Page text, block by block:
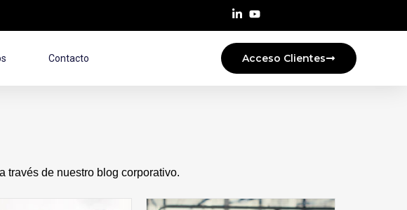
Contacto Acceso Clientes
través de nuestro blog corporativo.